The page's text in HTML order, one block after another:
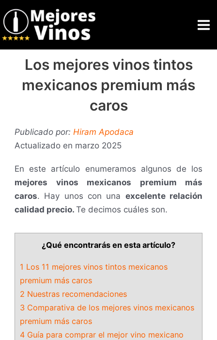
al
contenido
Los mejores vinos tintos
mexicanos premium más
caros
Publicado por: Hiram Apodaca
Actualizado en marzo 2025
En este artículo enumeramos algunos de los
mejores vinos mexicanos premium más
caros. Hay unos con una excelente relación
calidad precio. Te decimos cuáles son.
¿Qué encontrarás en esta artículo?
1 Los 11 mejores vinos tintos mexicanos
premium más caros
2 Nuestras recomendaciones
3 Comparativa de los mejores vinos mexicanos
premium más caros
4 Guía para comprar el mejor vino mexicano